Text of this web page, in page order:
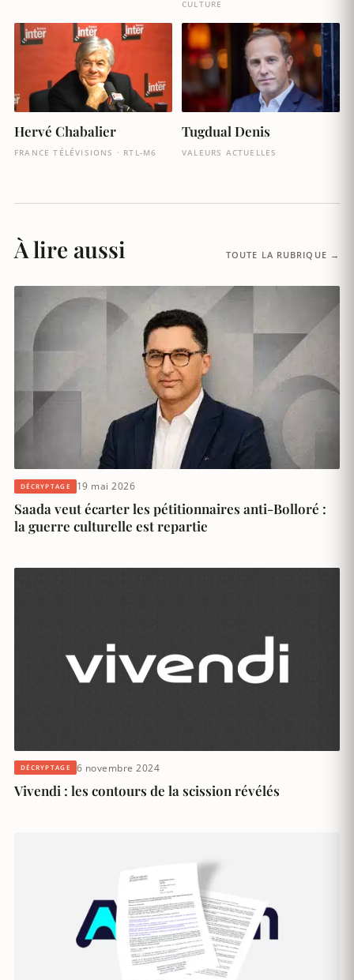
CULTURE
Hervé Chabalier
FRANCE TÉLÉVISIONS · RTL-M6
Tugdual Denis
VALEURS ACTUELLES
À lire aussi TOUTE LA RUBRIQUE →
DÉCRYPTAGE 19 mai 2026
Saada veut écarter les pétitionnaires anti-Bolloré :
la guerre culturelle est repartie
DÉCRYPTAGE 6 novembre 2024
Vivendi : les contours de la scission révélés